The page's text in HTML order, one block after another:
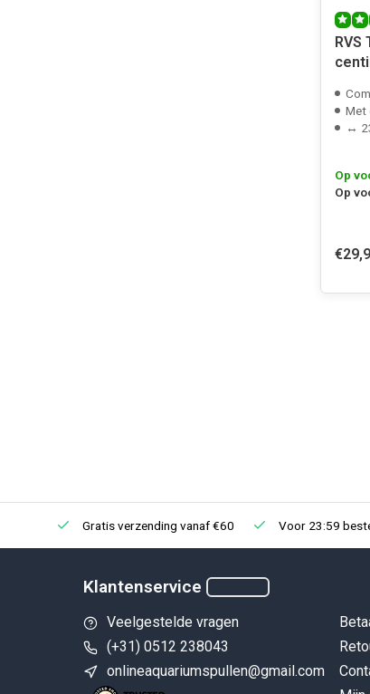
RVS
Met
↔
Op
Op
Gratis verzending vanaf €60 Voor 23:59
Klantenservice
Veelgestelde vragen
(+31) 0512 238043
onlineaquariumspullen@gmail.com